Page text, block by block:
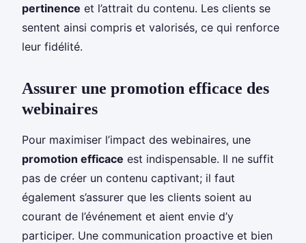
pertinence et l’attrait du contenu. Les clients se
sentent ainsi compris et valorisés, ce qui renforce
leur fidélité.
Assurer une promotion efficace des
webinaires
Pour maximiser l’impact des webinaires, une
promotion efficace est indispensable. Il ne suffit
pas de créer un contenu captivant; il faut
également s’assurer que les clients soient au
courant de l’événement et aient envie d’y
participer. Une communication proactive et bien